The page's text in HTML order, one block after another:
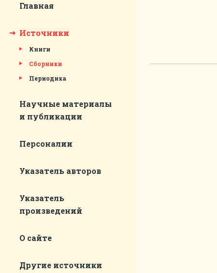
Главная
Источники
Книги
Сборники
Периодика
Научные материалы
и публикации
Персоналии
Указатель авторов
Указатель
произведений
О сайте
Другие источники